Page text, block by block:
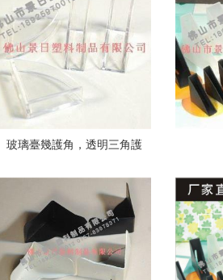
玻璃臺幾護角，透明三角護
角，ABS護角